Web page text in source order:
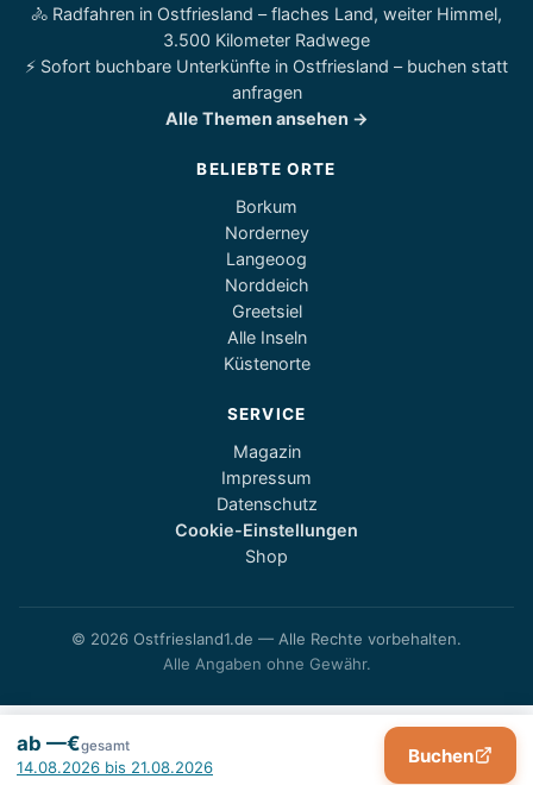
ab —€gesamt Buchen
🚴 Radfahren in Ostfriesland – flaches Land, weiter Himmel,
3.500 Kilometer Radwege
⚡ Sofort buchbare Unterkünfte in Ostfriesland – buchen statt
anfragen
Alle Themen ansehen →
BELIEBTE ORTE
Borkum
Norderney
Langeoog
Norddeich
Greetsiel
Alle Inseln
Küstenorte
SERVICE
Magazin
Impressum
Datenschutz
Cookie-Einstellungen
Shop
© 2026 Ostfriesland1.de — Alle Rechte vorbehalten.
Alle Angaben ohne Gewähr.